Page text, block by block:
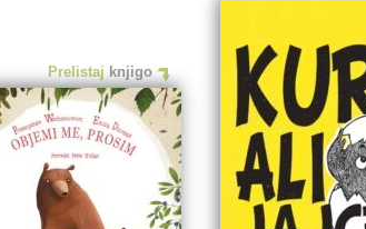
Prelistaj knjigo